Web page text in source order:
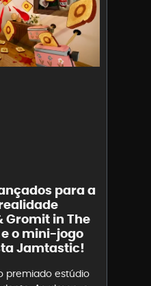
para a
Gromit in The
o mini-jogo
Jamtastic!
premiado estúdio